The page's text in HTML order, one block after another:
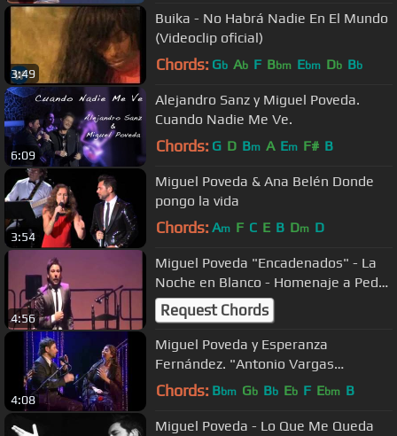
3:49
Buika - No Habrá Nadie En El Mundo
(Videoclip oficial)
Chords: Gb Ab F Bbm Ebm Db Bb
6:09
Alejandro Sanz y Miguel Poveda.
Cuando Nadie Me Ve.
Chords: G D Bm A Em F# B
3:54
Miguel Poveda & Ana Belén Donde
pongo la vida
Chords: Am F C E B Dm D
4:56
Miguel Poveda "Encadenados" - La
Noche en Blanco - Homenaje a Pedro
Almodóvar 13.09.2008
Request Chords
4:08
Miguel Poveda y Esperanza
Fernández. "Antonio Vargas
Heredia" Canal Sur TV - 22_04_2008)
Chords: Bbm Gb Bb Eb F Ebm B
Miguel Poveda - Lo Que Me Queda